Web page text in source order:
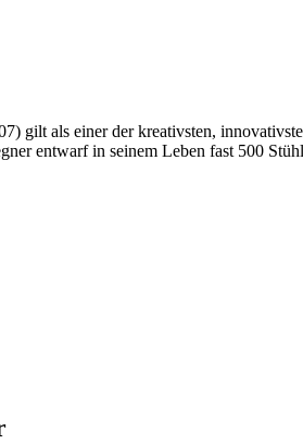
gilt als einer der kreativsten,
entwarf in seinem Leben fast 500